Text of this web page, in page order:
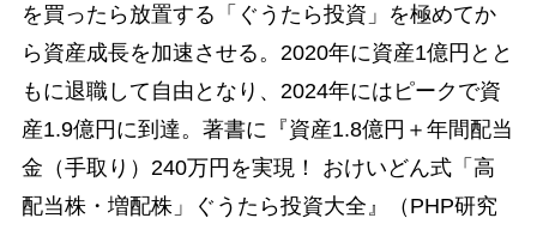
を買ったら放置する「ぐうたら投資」を極めてか
ら資産成長を加速させる。2020年に資産1億円とと
もに退職して自由となり、2024年にはピークで資
産1.9億円に到達。著書に『資産1.8億円＋年間配当
金（手取り）240万円を実現！ おけいどん式「高
配当株・増配株」ぐうたら投資大全』（PHP研究